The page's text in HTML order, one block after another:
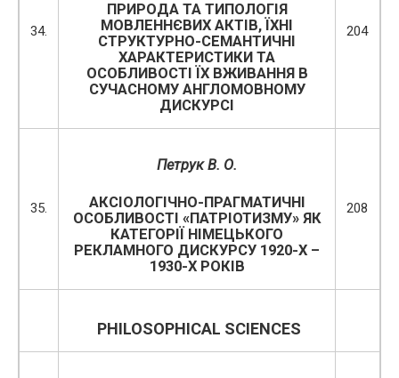
34.
ПРИРОДА ТА ТИПОЛОГІЯ
МОВЛЕННЄВИХ АКТІВ, ЇХНІ
СТРУКТУРНО-СЕМАНТИЧНІ
ХАРАКТЕРИСТИКИ ТА
ОСОБЛИВОСТІ ЇХ ВЖИВАННЯ В
СУЧАСНОМУ АНГЛОМОВНОМУ
ДИСКУРСІ
204
35.
Петрук В. О.
АКСІОЛОГІЧНО-ПРАГМАТИЧНІ
ОСОБЛИВОСТІ «ПАТРІОТИЗМУ» ЯК
КАТЕГОРІЇ НІМЕЦЬКОГО
РЕКЛАМНОГО ДИСКУРСУ 1920-Х –
1930-Х РОКІВ
208
PHILOSOPHICAL SCIENCES